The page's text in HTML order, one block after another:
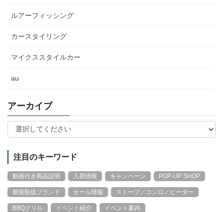
ルアーフィッシング
カースタイリング
マイクススタイルカー
au
アーカイブ
注目のキーワード
動画付き商品説明 入荷情報 キャンペーン POP-UP SHOP
新規取扱ブランド セール情報 ストーブ／コンロ／ヒーター
BBQグリル イベント紹介 イベント案内